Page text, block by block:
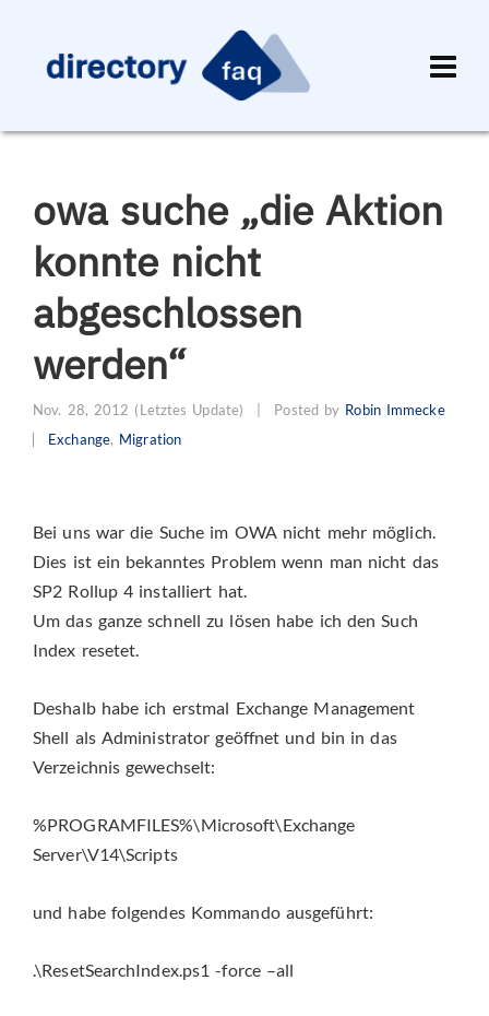
owa suche „die Aktion
konnte nicht
abgeschlossen
werden“
Nov. 28, 2012 (Letztes Update) Posted by Robin Immecke
Exchange, Migration
Bei uns war die Suche im OWA nicht mehr möglich.
Dies ist ein bekanntes Problem wenn man nicht das
SP2 Rollup 4 installiert hat.
Um das ganze schnell zu lösen habe ich den Such
Index resetet.
Deshalb habe ich erstmal Exchange Management
Shell als Administrator geöffnet und bin in das
Verzeichnis gewechselt:
%PROGRAMFILES%\Microsoft\Exchange
Server\V14\Scripts
und habe folgendes Kommando ausgeführt:
.\ResetSearchIndex.ps1 -force –all